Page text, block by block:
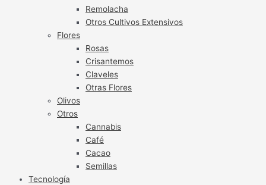
Remolacha
Otros Cultivos Extensivos
Flores
Rosas
Crisantemos
Claveles
Otras Flores
Olivos
Otros
Cannabis
Café
Cacao
Semillas
Tecnología